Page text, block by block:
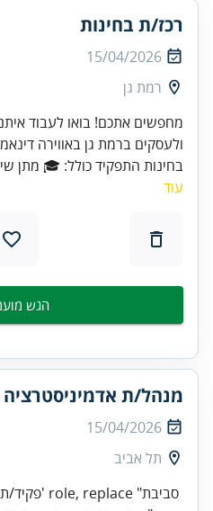
רכז/ת בחינות
15/04/2026
רמת גן
מחפשים אתכם! בואו לעבוד
ולעסקים ברמת גן באווירה
בחינות התפקיד כולל: 🎓 מתן
עוד
הגש
מנהל/ת אדמיניסטרציה
15/04/2026
תל אביב